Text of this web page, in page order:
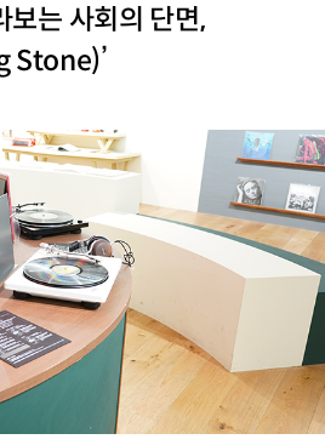
보는 사회의 단면,
Stone)’